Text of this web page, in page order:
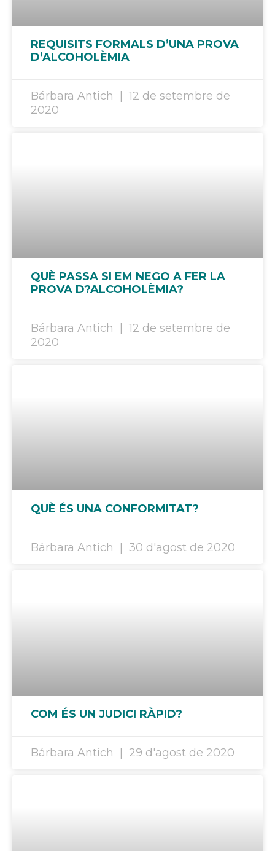
REQUISITS FORMALS D’UNA PROVA
D’ALCOHOLÈMIA
Bárbara Antich
12 de setembre de
2020
QUÈ PASSA SI EM NEGO A FER LA
PROVA D?ALCOHOLÈMIA?
Bárbara Antich
12 de setembre de
2020
QUÈ ÉS UNA CONFORMITAT?
Bárbara Antich 30 d'agost de 2020
COM ÉS UN JUDICI RÀPID?
Bárbara Antich 29 d'agost de 2020